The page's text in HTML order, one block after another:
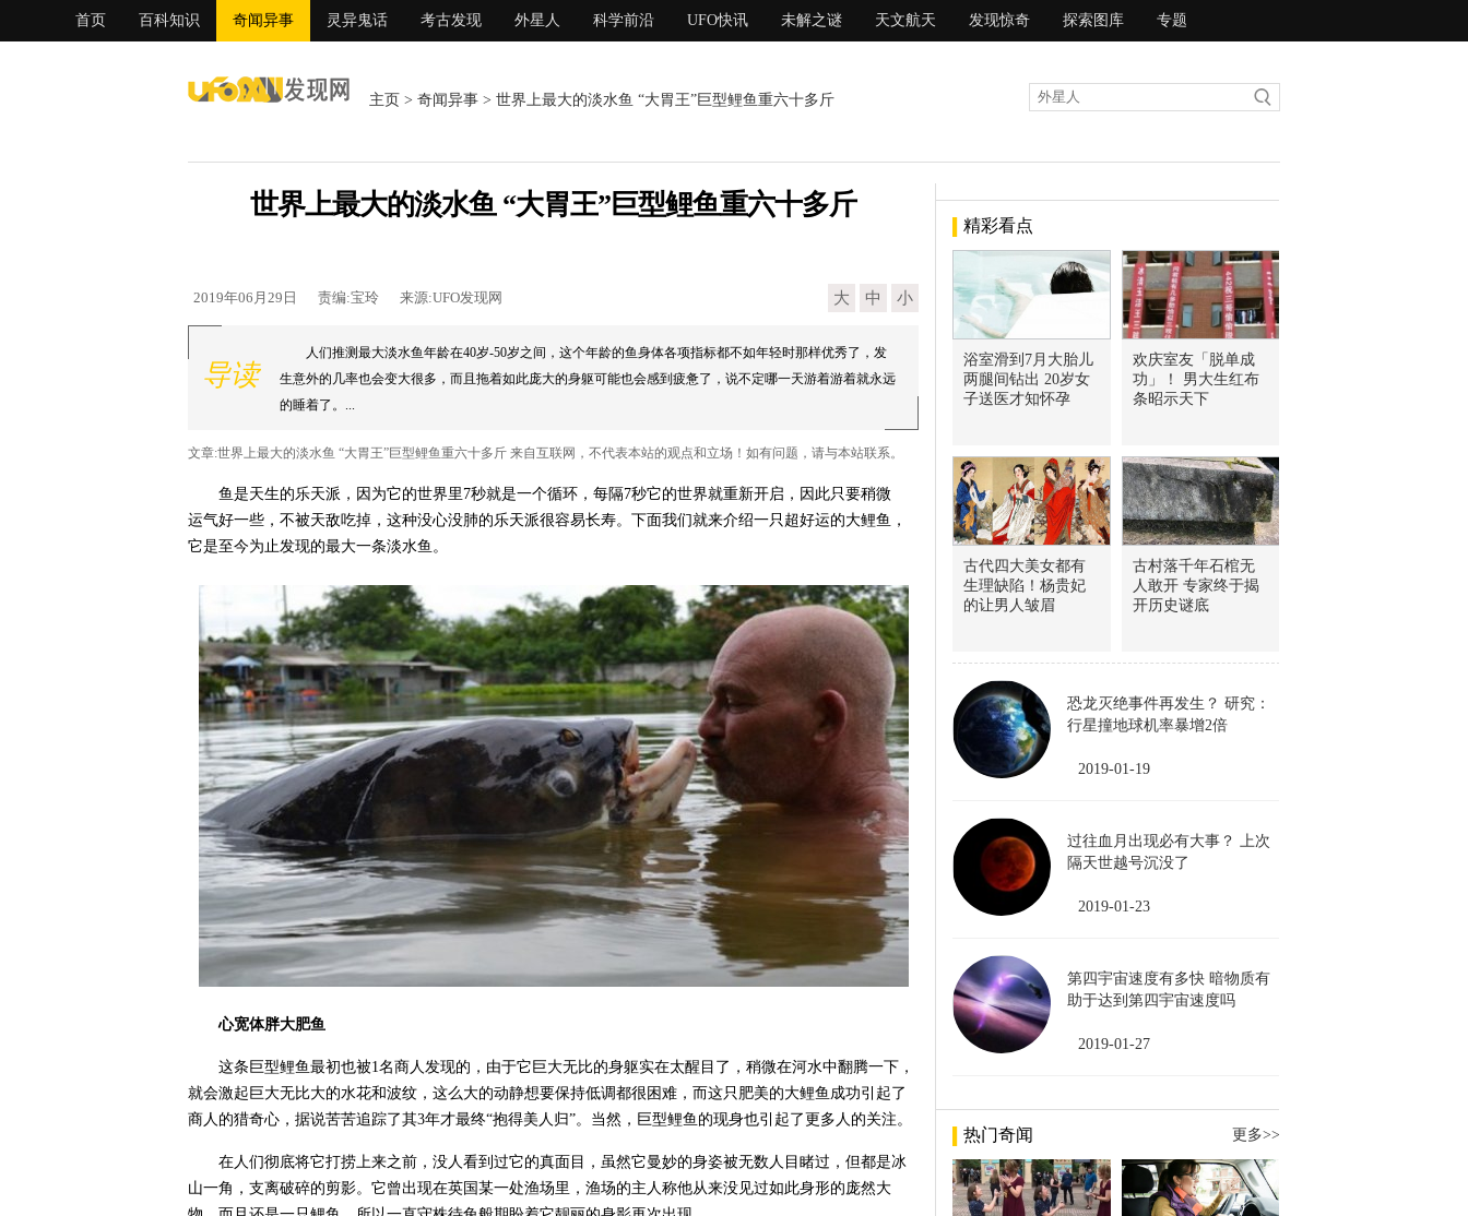
首页 百科知识 奇闻异事 灵异鬼话 考古发现 外星人 科学前沿 UFO快讯 未解之谜 天文航天 发现惊奇 探索图库 专题
主页 > 奇闻异事 > 世界上最大的淡水鱼 “大胃王”巨型鲤鱼重六十多斤
世界上最大的淡水鱼 “大胃王”巨型鲤鱼重六十多斤
2019年06月29日 责编:宝玲 来源:UFO发现网 大 中 小
导读
人们推测最大淡水鱼年龄在40岁-50岁之间，这个年龄的鱼身体各项指标都不如年轻时那样优秀了，发
生意外的几率也会变大很多，而且拖着如此庞大的身躯可能也会感到疲惫了，说不定哪一天游着游着就永远
的睡着了。...
文章:世界上最大的淡水鱼 “大胃王”巨型鲤鱼重六十多斤 来自互联网，不代表本站的观点和立场！如有问题，请与本站联系。
鱼是天生的乐天派，因为它的世界里7秒就是一个循环，每隔7秒它的世界就重新开启，因此只要稍微
运气好一些，不被天敌吃掉，这种没心没肺的乐天派很容易长寿。下面我们就来介绍一只超好运的大鲤鱼，
它是至今为止发现的最大一条淡水鱼。
心宽体胖大肥鱼
这条巨型鲤鱼最初也被1名商人发现的，由于它巨大无比的身躯实在太醒目了，稍微在河水中翻腾一下，
就会激起巨大无比大的水花和波纹，这么大的动静想要保持低调都很困难，而这只肥美的大鲤鱼成功引起了
商人的猎奇心，据说苦苦追踪了其3年才最终“抱得美人归”。当然，巨型鲤鱼的现身也引起了更多人的关注。
在人们彻底将它打捞上来之前，没人看到过它的真面目，虽然它曼妙的身姿被无数人目睹过，但都是冰
山一角，支离破碎的剪影。它曾出现在英国某一处渔场里，渔场的主人称他从来没见过如此身形的庞然大
精彩看点
浴室滑到7月大胎儿
两腿间钻出 20岁女
子送医才知怀孕
欢庆室友「脱单成
功」！ 男大生红布
条昭示天下
古代四大美女都有
生理缺陷！杨贵妃
的让男人皱眉
古村落千年石棺无
人敢开 专家终于揭
开历史谜底
恐龙灭绝事件再发生？ 研究：
行星撞地球机率暴增2倍
2019-01-19
过往血月出现必有大事？ 上次
隔天世越号沉没了
2019-01-23
第四宇宙速度有多快 暗物质有
助于达到第四宇宙速度吗
2019-01-27
热门奇闻 更多>>